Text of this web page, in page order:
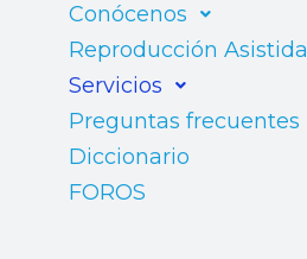
Conócenos
Reproducción Asistida
Servicios
Preguntas frecuentes
Diccionario
FOROS